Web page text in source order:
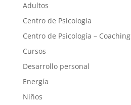
Adultos
Centro de Psicología
Centro de Psicología – Coaching
Cursos
Desarrollo personal
Energía
Niños